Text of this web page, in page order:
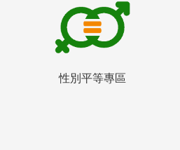
性別平等專區